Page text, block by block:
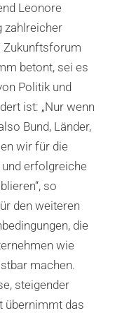
Leonore
zahlreicher
Zukunftsforum
betont, sei es
Politik und
ist: „Nur wenn
Bund, Länder,
wir für die
erfolgreiche
so
den weiteren
die
wie
machen.
steigender
übernimmt das